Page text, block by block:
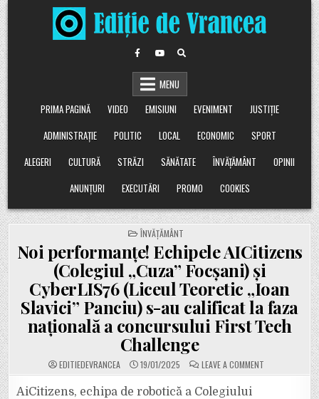
Skip
to
content
MENU
PRIMA PAGINĂ
VIDEO EMISIUNI EVENIMENT
JUSTIȚIE
ADMINISTRAȚIE
POLITIC LOCAL ECONOMIC
SPORT
ALEGERI
CULTURĂ STRĂZI SĂNĂTATE ÎNVĂȚĂMÂNT
OPINII
ANUNȚURI
EXECUTĂRI PROMO COOKIES
POSTED
IN
ÎNVĂȚĂMÂNT
Noi performanțe! Echipele AICitizens
(Colegiul „Cuza” Focșani) și
CyberLIS76 (Liceul Teoretic „Ioan
Slavici” Panciu) s-au calificat la faza
națională a concursului First Tech
Challenge
EDITIEDEVRANCEA 19/01/2025 LEAVE A COMMENTON
NOI
PERFORMANȚE!
AiCitizens, echipa de robotică a Colegiului